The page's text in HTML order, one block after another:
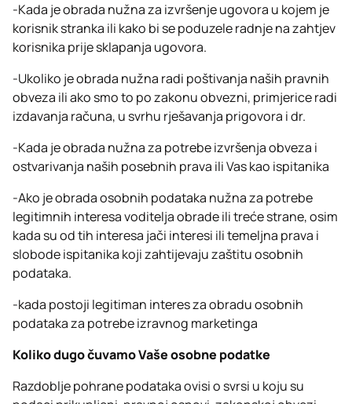
-Kada je obrada nužna za izvršenje ugovora u kojem je
korisnik stranka ili kako bi se poduzele radnje na zahtjev
korisnika prije sklapanja ugovora.
-Ukoliko je obrada nužna radi poštivanja naših pravnih
obveza ili ako smo to po zakonu obvezni, primjerice radi
izdavanja računa, u svrhu rješavanja prigovora i dr.
-Kada je obrada nužna za potrebe izvršenja obveza i
ostvarivanja naših posebnih prava ili Vas kao ispitanika
-Ako je obrada osobnih podataka nužna za potrebe
legitimnih interesa voditelja obrade ili treće strane, osim
kada su od tih interesa jači interesi ili temeljna prava i
slobode ispitanika koji zahtijevaju zaštitu osobnih
podataka.
-kada postoji legitiman interes za obradu osobnih
podataka za potrebe izravnog marketinga
Koliko dugo čuvamo Vaše osobne podatke
Razdoblje pohrane podataka ovisi o svrsi u koju su